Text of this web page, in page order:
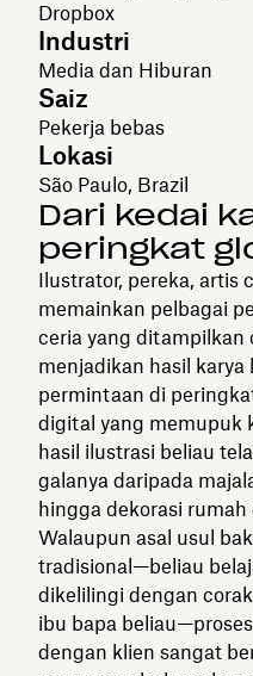
Dropbox
Industri
Media dan Hiburan
Saiz
Pekerja bebas
Lokasi
São Paulo, Brazil
Dari kedai
peringkat
Ilustrator, pereka,
memainkan pelbagai
ceria yang ditampilkan
menjadikan hasil
permintaan di
digital yang memupuk
hasil ilustrasi beliau
galanya daripada
hingga dekorasi
Walaupun asal usul
tradisional—beliau
dikelilingi dengan
ibu bapa
dengan klien sangat